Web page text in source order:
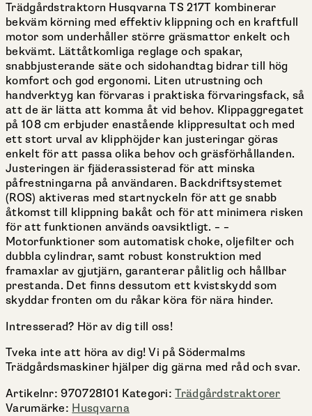
Trädgårdstraktorn Husqvarna TS 217T kombinerar
bekväm körning med effektiv klippning och en kraftfull
motor som underhåller större gräsmattor enkelt och
bekvämt. Lättåtkomliga reglage och spakar,
snabbjusterande säte och sidohandtag bidrar till hög
komfort och god ergonomi. Liten utrustning och
handverktyg kan förvaras i praktiska förvaringsfack, så
att de är lätta att komma åt vid behov. Klippaggregatet
på 108 cm erbjuder enastående klippresultat och med
ett stort urval av klipphöjder kan justeringar göras
enkelt för att passa olika behov och gräsförhållanden.
Justeringen är fjäderassisterad för att minska
påfrestningarna på användaren. Backdriftsystemet
(ROS) aktiveras med startnyckeln för att ge snabb
åtkomst till klippning bakåt och för att minimera risken
för att funktionen används oavsiktligt. – –
Motorfunktioner som automatisk choke, oljefilter och
dubbla cylindrar, samt robust konstruktion med
framaxlar av gjutjärn, garanterar pålitlig och hållbar
prestanda. Det finns dessutom ett kvistskydd som
skyddar fronten om du råkar köra för nära hinder.
Intresserad? Hör av dig till oss!
Tveka inte att höra av dig! Vi på Södermalms
Trädgårdsmaskiner hjälper dig gärna med råd och svar.
Artikelnr:970728101 Kategori:Trädgårdstraktorer
Varumärke: Husqvarna